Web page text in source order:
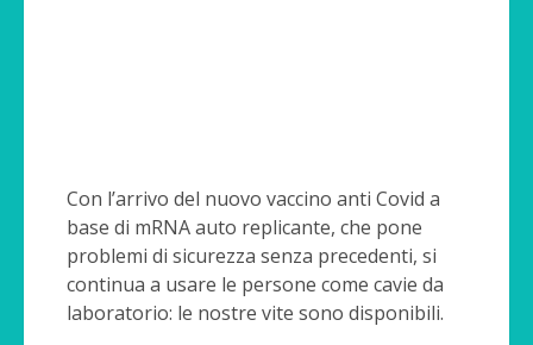
Con l’arrivo del nuovo vaccino anti Covid a
base di mRNA auto replicante, che pone
problemi di sicurezza senza precedenti, si
continua a usare le persone come cavie da
laboratorio: le nostre vite sono disponibili.